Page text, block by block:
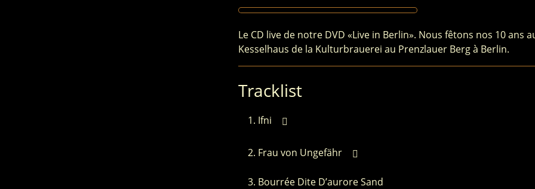
Le CD live de notre DVD «Live in Berlin». Nous fêtons nos 10 ans
Kesselhaus de la Kulturbrauerei au Prenzlauer Berg à Berlin.
Tracklist
Ifni
Frau von Ungefähr
Bourrée Dite D’aurore Sand